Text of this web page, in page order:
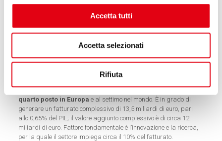
Accetta tutti
Accetta selezionati
Rifiuta
Il contesto internazionale e il ruolo dell’Italia
Le più recenti vicende belliche hanno reso ancora più rilevante la
necessità di innovare e investire in questo ambito. E, grazie al già
nazionale, si potrà rafforzare l’azione del nostro paese nel settore.
Nel passaggio si innesta la vitalità della nostra industria
sviluppo.Il settore aerospaziale italiano è solidamente al
quarto posto in Europa e al settimo nel mondo. È in grado di
generare un fatturato complessivo di 13,5 miliardi di euro, pari
allo 0,65% del PIL; il valore aggiunto complessivo è di circa 12
miliardi di euro. Fattore fondamentale è l’innovazione e la ricerca,
per la quale il settore impiega circa il 10% del fatturato.